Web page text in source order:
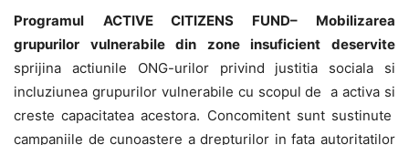
Programul ACTIVE CITIZENS FUND–
Mobilizarea
grupurilor vulnerabile din zone insuficient deservite
sprijina actiunile ONG-urilor privind justitia sociala si
incluziunea grupurilor vulnerabile cu scopul de a activa si
creste capacitatea acestora. Concomitent sunt sustinute
campaniile de cunoastere a drepturilor in fata autoritatilor